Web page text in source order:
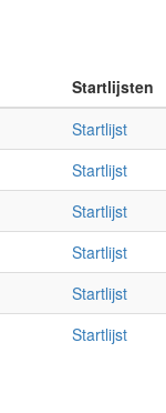
Startlijsten
Startlijst
Startlijst
Startlijst
Startlijst
Startlijst
Startlijst